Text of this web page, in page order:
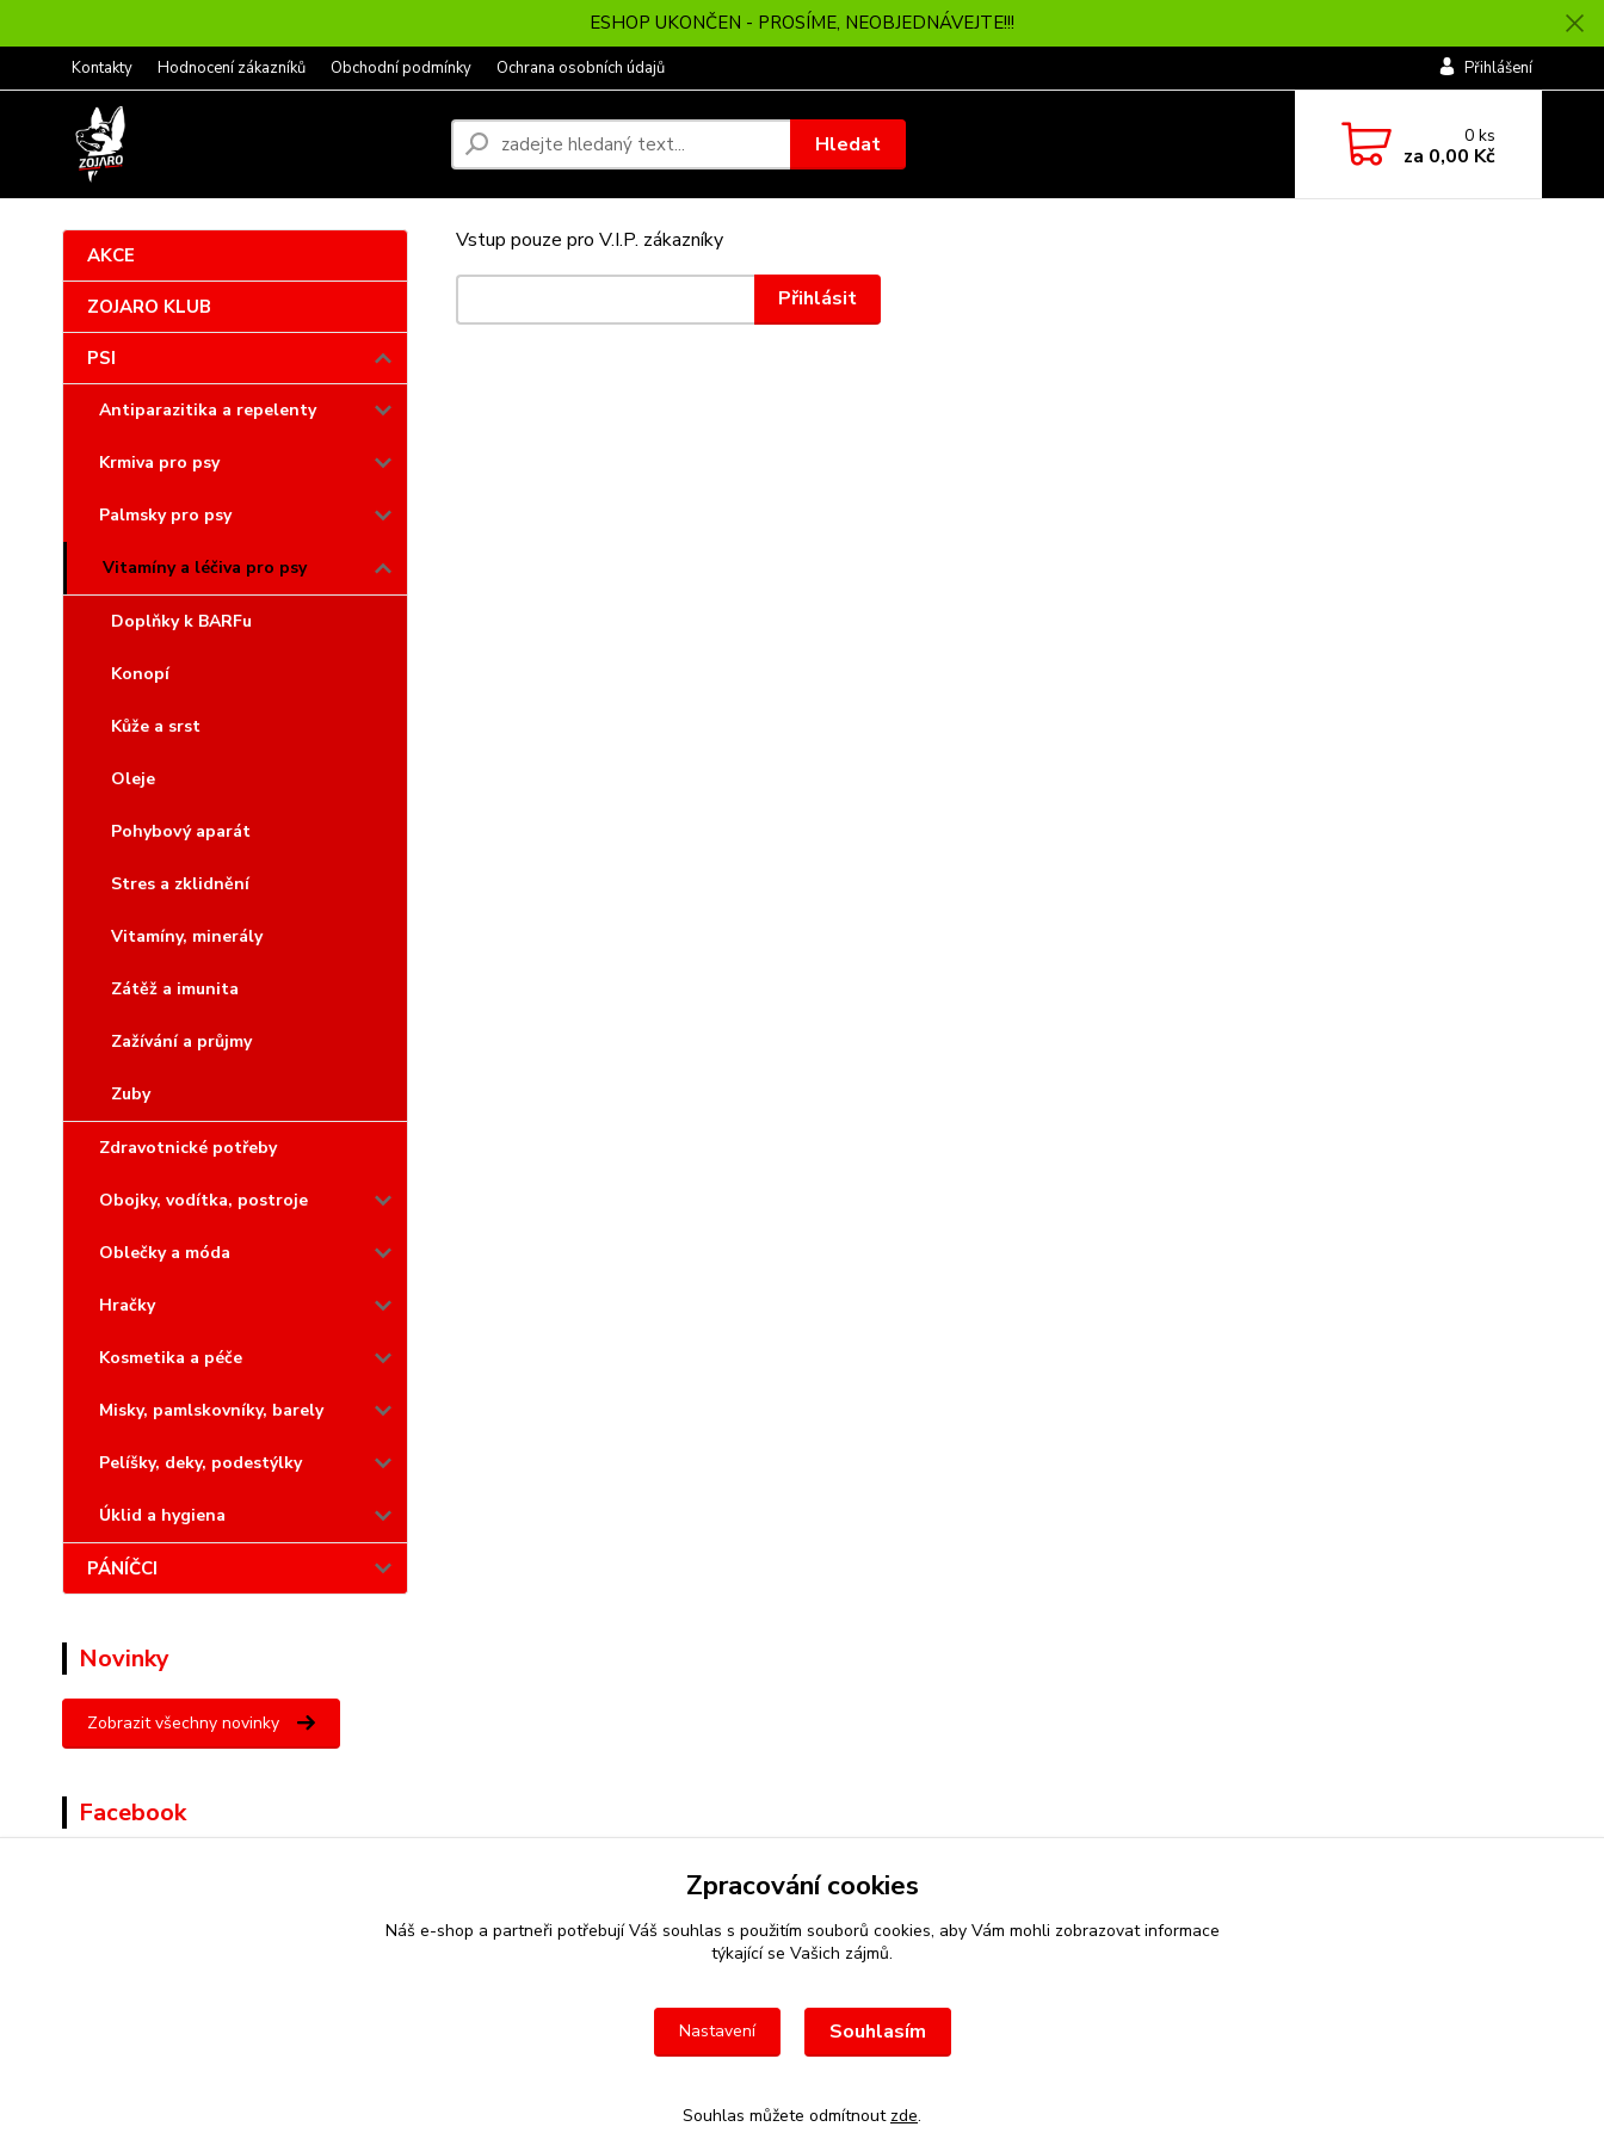
ESHOP UKONČEN - PROSÍME, NEOBJEDNÁVEJTE!!!
Kontakty Hodnocení zákazníků Obchodní podmínky Ochrana osobních údajů Přihlášení
Hledat 0ks
za 0,00 Kč
AKCE
ZOJARO KLUB
PSI
Antiparazitika a repelenty
Krmiva pro psy
Palmsky pro psy
Vitamíny a léčiva pro psy
Doplňky k BARFu
Konopí
Kůže a srst
Oleje
Pohybový aparát
Stres a zklidnění
Vitamíny, minerály
Zátěž a imunita
Zažívání a průjmy
Zuby
Zdravotnické potřeby
Obojky, vodítka, postroje
Oblečky a móda
Hračky
Kosmetika a péče
Misky, pamlskovníky, barely
Pelíšky, deky, podestýlky
Úklid a hygiena
PÁNÍČCI
Novinky
Zobrazit všechny novinky
Facebook
Vstup pouze pro V.I.P. zákazníky
Zpracování cookies
Náš e-shop a partneři potřebují Váš souhlas s použitím souborů cookies, aby Vám mohli zobrazovat informace
týkající se Vašich zájmů.
Nastavení Souhlasím
Souhlas můžete odmítnout zde.